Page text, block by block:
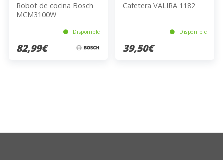
Robot de cocina Bosch
MCM3100W
Disponible
82,99€
Cafetera VALIRA 1182
Disponible
39,50€